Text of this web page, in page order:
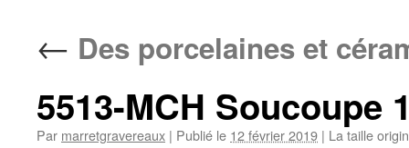
← Des porcelaines et
5513-MCH Soucoupe
Par marretgravereaux | Publié le 12 février 2019 | La taille